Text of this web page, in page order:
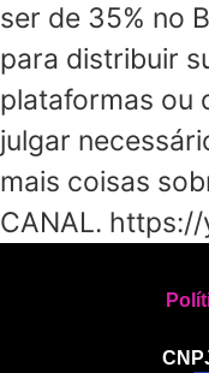
ser de 35% no
para distribuir
plataformas ou
julgar
mais coisas
CANAL.